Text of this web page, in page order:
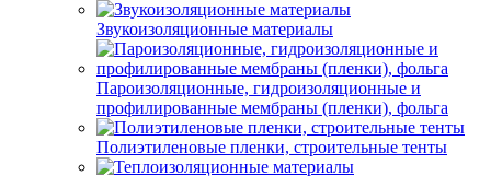
Звукоизоляционные материалы
Пароизоляционные, гидроизоляционные и
профилированные мембраны (пленки), фольга
Полиэтиленовые пленки, строительные тенты